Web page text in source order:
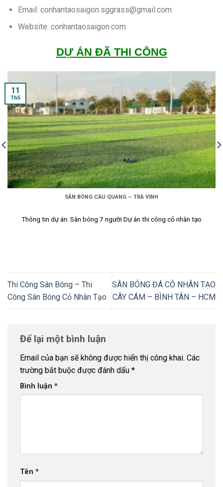
Email: conhantaosaigon.sggrass@gmail.com
Website: conhantaosaigon.com
DỰ ÁN ĐÃ THI CÔNG
SÂN BÓNG CẦU QUANG – TRÀ VINH
Thông tin dự án: Sân bóng 7 người Dự án thi công cỏ nhân tạo
11
Th5
Thi Công Sân Bóng – Thi
Công Sân Bóng Cỏ Nhân Tạo
SÂN BÓNG ĐÁ CỎ NHÂN TẠO
CÂY CÁM – BÌNH TÂN – HCM
Để lại một bình luận
Email của bạn sẽ không được hiển thị công khai. Các
trường bắt buộc được đánh dấu *
Bình luận *
Tên *